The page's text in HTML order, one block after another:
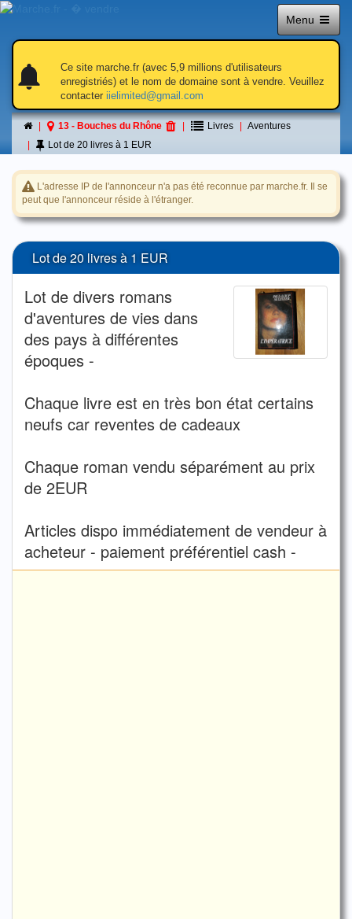
Menu
Ce site marche.fr (avec 5,9 millions d'utilisateurs
enregistriés) et le nom de domaine sont à vendre. Veuillez
contacter iielimited@gmail.com
13 - Bouches du Rhône Livres
Aventures
Lot de 20 livres à 1 EUR
Petite annonce
á 13 - Bouches du Rhône
L'adresse IP de l'annonceur n'a pas été reconnue par marche.fr. Il se
peut que l'annonceur réside à l'étranger.
Lot de 20 livres à 1 EUR
Lot de divers romans
d'aventures de vies dans
des pays à différentes
époques -
Chaque livre est en très bon état certains
neufs car reventes de cadeaux
Chaque roman vendu séparément au prix
de 2EUR
Articles dispo immédiatement de vendeur à
acheteur - paiement préférentiel cash -